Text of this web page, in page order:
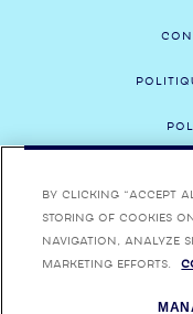
By clicking “Accept
storing of cookies
navigation, analyze
marketing efforts.